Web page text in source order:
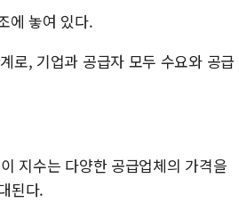
에 놓여 있다.
로, 기업과 공급자 모두 수요와 공급
지수는 다양한 공급업체의 가격을
된다.